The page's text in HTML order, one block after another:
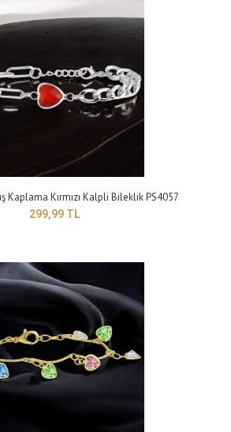
Renk Asansörlü Halka Bileklik PS4176
299,99 TL
Rengi: sarıTaş Rengi: beyazBileklik Modeli :
asansörlü bileklikT..
Kaplama Kırmızı Kalpli Bileklik PS4057
299,99 TL